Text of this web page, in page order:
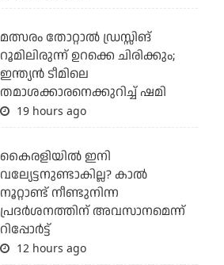
മത്സരം തോറ്റാല്‍ ഡ്രസ്സിങ്
റൂമിലിരുന്ന് ഉറക്കെ ചിരിക്കും;
ഇന്ത്യന്‍ ടീമിലെ
തമാശക്കാരനെക്കുറിച്ച് ഷമി
19 hours ago
കൈരളിയില്‍ ഇനി
വല്യേട്ടനുണ്ടാകില്ല? കാല്‍
നൂറ്റാണ്ട് നീണ്ടുനിന്ന
പ്രദര്‍ശനത്തിന് അവസാനമെന്ന്
റിപ്പോര്‍ട്ട്
12 hours ago